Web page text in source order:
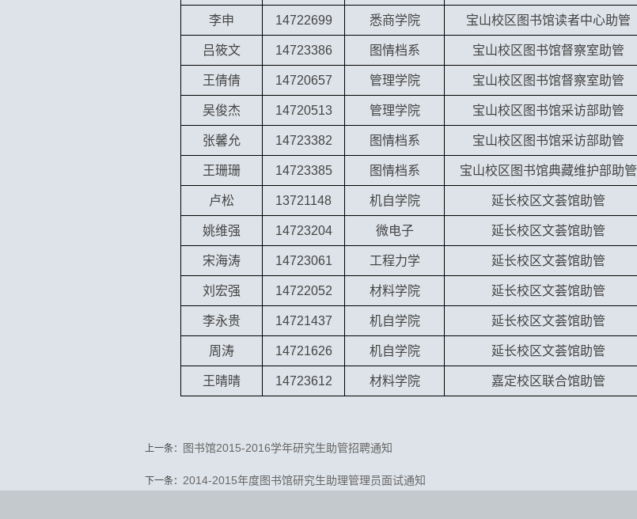
李申 14722699 悉商学院 宝山校区图书馆读者中心助管
吕筱文 14723386 图情档系 宝山校区图书馆督察室助管
王倩倩 14720657 管理学院 宝山校区图书馆督察室助管
吴俊杰 14720513 管理学院 宝山校区图书馆采访部助管
张馨允 14723382 图情档系 宝山校区图书馆采访部助管
王珊珊 14723385 图情档系 宝山校区图书馆典藏维护部助管
卢松 13721148 机自学院 延长校区文荟馆助管
姚维强 14723204 微电子 延长校区文荟馆助管
宋海涛 14723061 工程力学 延长校区文荟馆助管
刘宏强 14722052 材料学院 延长校区文荟馆助管
李永贵 14721437 机自学院 延长校区文荟馆助管
周涛 14721626 机自学院 延长校区文荟馆助管
王晴晴 14723612 材料学院 嘉定校区联合馆助管
上一条： 图书馆2015-2016学年研究生助管招聘通知
下一条： 2014-2015年度图书馆研究生助理管理员面试通知